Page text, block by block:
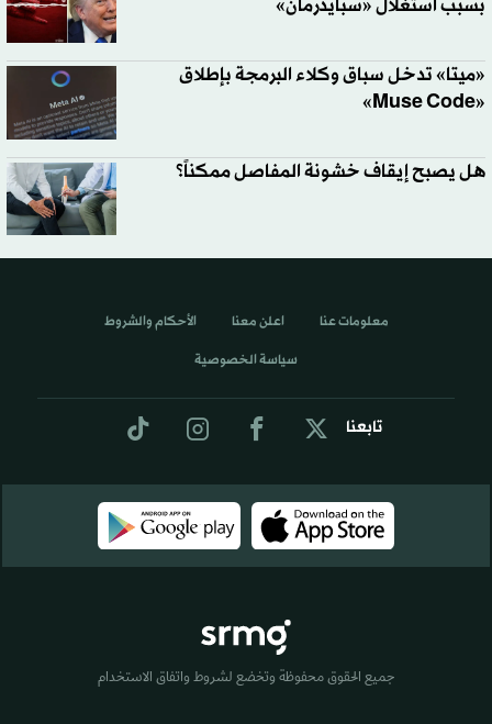
بسبب استغلال «سبايدرمان»
«ميتا» تدخل سباق وكلاء البرمجة بإطلاق
«Muse Code»
هل يصبح إيقاف خشونة المفاصل ممكناً؟
تابعنا
معلومات عنا اعلن معنا الأحكام والشروط
سياسة الخصوصية
جميع الحقوق محفوظة وتخضع لشروط واتفاق الاستخدام